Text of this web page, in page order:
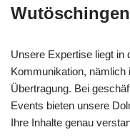
Unsere Expertise liegt in
Kommunikation, nämlich
Übertragung. Bei
Events bieten unsere
Ihre Inhalte genau